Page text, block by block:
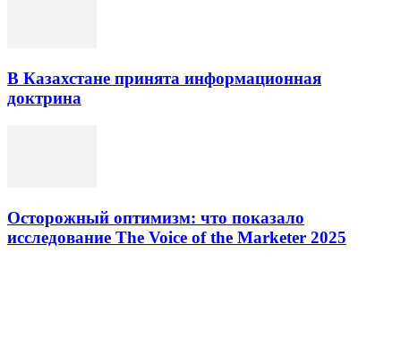
В Казахстане принята информационная
доктрина
Осторожный оптимизм: что показало
исследование The Voice of the Marketer 2025